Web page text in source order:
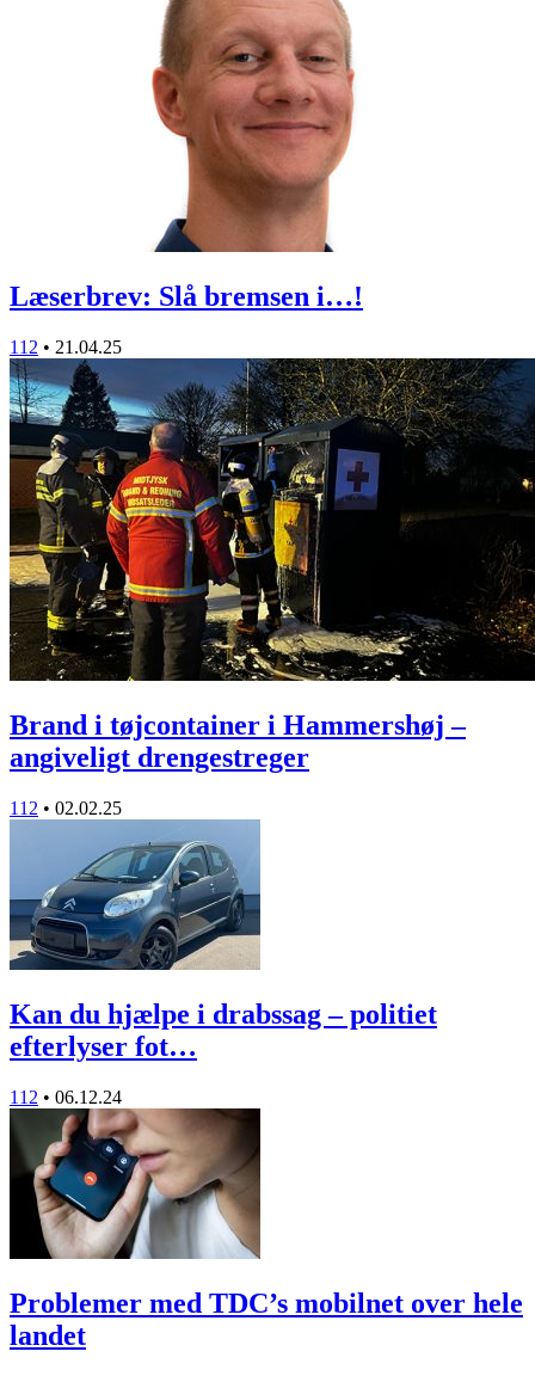
Læserbrev: Slå bremsen i…!
112 • 21.04.25
Brand i tøjcontainer i Hammershøj –
angiveligt drengestreger
112 • 02.02.25
Kan du hjælpe i drabssag – politiet
efterlyser fot…
112 • 06.12.24
Problemer med TDC’s mobilnet over hele
landet